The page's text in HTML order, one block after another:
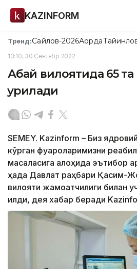
KAZINFORM
Тренд:Сайлов-2026Ақорда
13:10, 30 Сентябр 2022
Абай вилоятида 65 та
қурилади
SEMEY. Kazinform – Биз
кўрган фуқароларимизни
масаласига алоҳида эътибор
ҳақда Давлат раҳбари Қасим-
вилояти жамоатчилиги билан
қилди, дея хабар беради